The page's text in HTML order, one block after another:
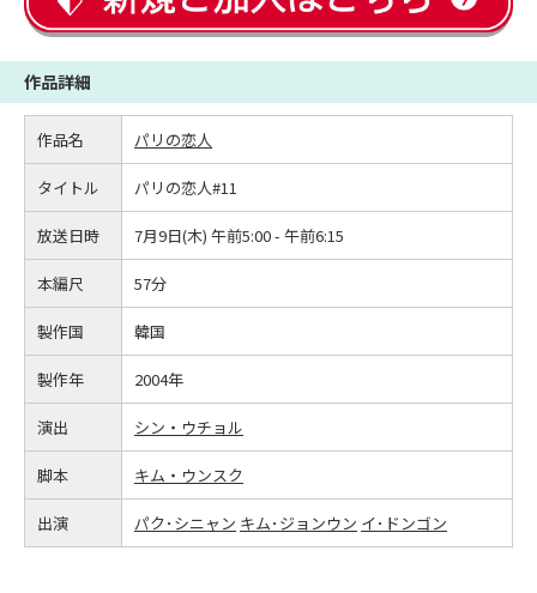
作品詳細
作品名 パリの恋人
タイトル パリの恋人#11
放送日時 7月9日(木) 午前5:00 - 午前6:15
本編尺 57分
製作国 韓国
製作年 2004年
演出 シン・ウチョル
脚本 キム・ウンスク
出演 パク･シニャン キム･ジョンウン イ･ドンゴン